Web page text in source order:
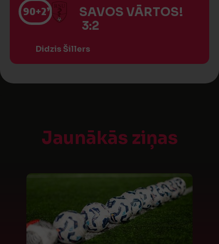
90+2’
SAVOS VĀRTOS!
3:2
Didzis Šillers
Jaunākās ziņas